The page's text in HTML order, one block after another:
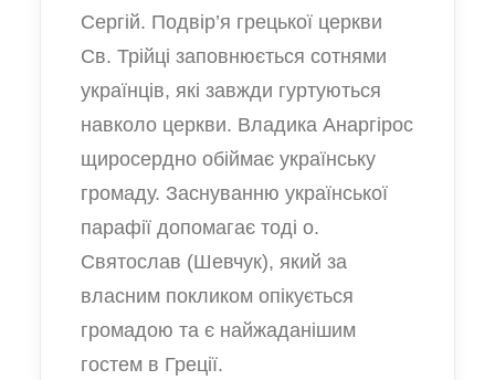
Сергій. Подвір’я грецької церкви
Св. Трійці заповнюється сотнями
українців, які завжди гуртуються
навколо церкви. Владика Анаргірос
щиросердно обіймає українську
громаду. Заснуванню української
парафії допомагає тоді о.
Святослав (Шевчук), який за
власним покликом опікується
громадою та є найжаданішим
гостем в Греції.